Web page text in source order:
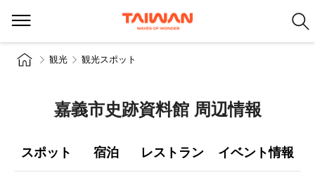
観光 観光スポット
嘉義市史跡資料館 周辺情報
スポット 宿泊 レストラン イベント情報